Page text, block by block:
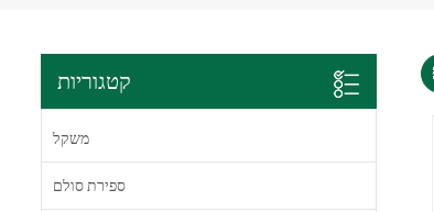
קטגוריות
משקל
ספירת סולם